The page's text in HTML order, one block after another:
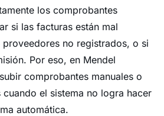
los comprobantes
si las facturas están mal
proveedores no registrados, o si
Por eso, en Mendel
comprobantes manuales o
el sistema no logra hacer
automática.